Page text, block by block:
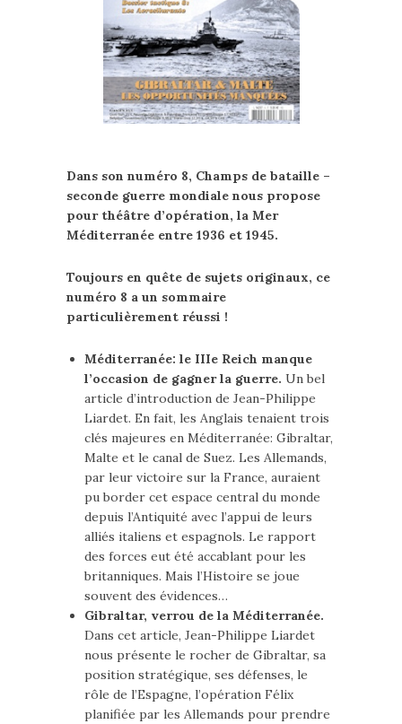
Dans son numéro 8, Champs de bataille –
seconde guerre mondiale nous propose
pour théâtre d’opération, la Mer
Méditerranée entre 1936 et 1945.
Toujours en quête de sujets originaux, ce
numéro 8 a un sommaire
particulièrement réussi !
Méditerranée: le IIIe Reich manque
l’occasion de gagner la guerre. Un bel
article d’introduction de Jean-Philippe
Liardet. En fait, les Anglais tenaient trois
clés majeures en Méditerranée: Gibraltar,
Malte et le canal de Suez. Les Allemands,
par leur victoire sur la France, auraient
pu border cet espace central du monde
depuis l’Antiquité avec l’appui de leurs
alliés italiens et espagnols. Le rapport
des forces eut été accablant pour les
britanniques. Mais l’Histoire se joue
souvent des évidences…
Gibraltar, verrou de la Méditerranée.
Dans cet article, Jean-Philippe Liardet
nous présente le rocher de Gibraltar, sa
position stratégique, ses défenses, le
rôle de l’Espagne, l’opération Félix
planifiée par les Allemands pour prendre